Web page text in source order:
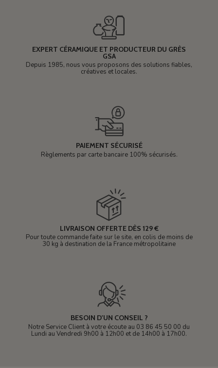
EXPERT CÉRAMIQUE ET PRODUCTEUR DU GRÈS
GSA
Depuis 1985, nous vous proposons des solutions fiables,
créatives et locales.
PAIEMENT SÉCURISÉ
Règlements par carte bancaire 100% sécurisés.
LIVRAISON OFFERTE DÈS 129 €
Pour toute commande faite sur le site, en colis de moins de
30 kg à destination de la France métropolitaine
BESOIN D'UN CONSEIL ?
Notre Service Client à votre écoute au 03 86 45 50 00 du
Lundi au Vendredi 9h00 à 12h00 et de 14h00 à 17h00.